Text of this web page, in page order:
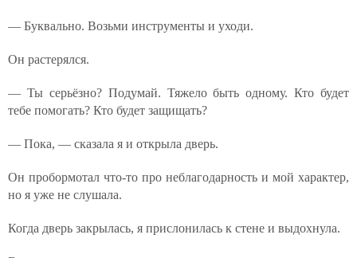
— Буквально. Возьми инструменты и уходи.
Он растерялся.
— Ты серьёзно? Подумай. Тяжело быть одному. Кто будет
тебе помогать? Кто будет защищать?
— Пока, — сказала я и открыла дверь.
Он пробормотал что-то про неблагодарность и мой характер,
но я уже не слушала.
Когда дверь закрылась, я прислонилась к стене и выдохнула.